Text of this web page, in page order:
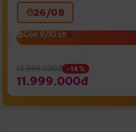
26/08
Còn 9/10 chỗ
Còn 9/10 chỗ
13.999.000đ -14%
11.999.000đ